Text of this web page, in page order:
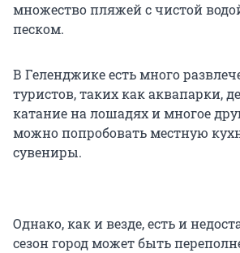
множество пляжей с чистой
песком.
В Геленджике есть много
туристов, таких как аквапарки,
катание на лошадях и многое
можно попробовать местную
сувениры.
Однако, как и везде, есть и
сезон город может быть